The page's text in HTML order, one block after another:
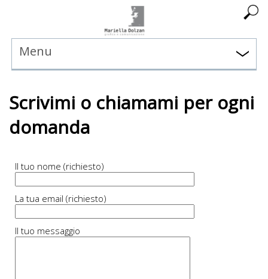
Menu
Scrivimi o chiamami per ogni
domanda
Il tuo nome (richiesto)
La tua email (richiesto)
Il tuo messaggio